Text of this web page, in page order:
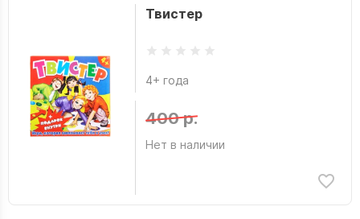
Твистер
4+ года
400 р.
Нет в наличии